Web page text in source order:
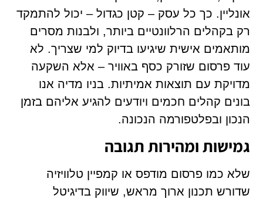
אונליין. כך כל עסק – קטן כגדול – יכול להתמקד
רק בקהלים הרלוונטיים ביותר, ולבנות מסרים
מותאמים אישית שיגיעו בדיוק למי שצריך. לא
עוד פרסום שזורק כסף באוויר – אלא השקעה
מדויקת עם תוצאות אמיתיות. בניו מדיה אנו
בונים קהלים חכמים ויודעים להגיע אליהם בזמן
הנכון ובפלטפורמה הנכונה.
גמישות ומהירות תגובה
שלא כמו פרסום מודפס או קמפיין טלוויזיה
שדורש תכנון ארוך מראש, שיווק בדיגיטל